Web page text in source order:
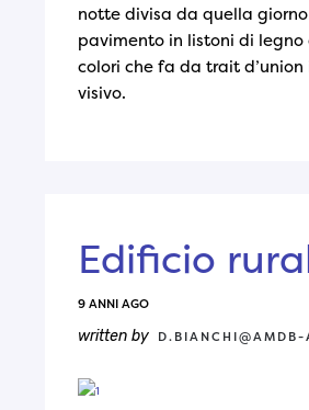
notte divisa da quella
pavimento in listoni di
colori che fa da trait
visivo.
Edificio
9 ANNI AGO
written by